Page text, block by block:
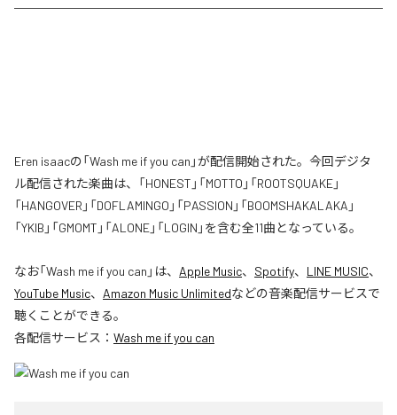
Eren isaacの「Wash me if you can」が配信開始された。今回デジタ
ル配信された楽曲は、「HONEST」「MOTTO」「ROOTSQUAKE」
「HANGOVER」「DOFLAMINGO」「PASSION」「BOOMSHAKALAKA」
「YKIB」「GMOMT」「ALONE」「LOGIN」を含む全11曲となっている。
なお「Wash me if you can 」は、 Apple Music、 Spotify、 LINE MUSIC、
YouTube Music、 Amazon Music Unlimitedなどの音楽配信サービスで
聴くことができる。
各配信サービス： Wash me if you can